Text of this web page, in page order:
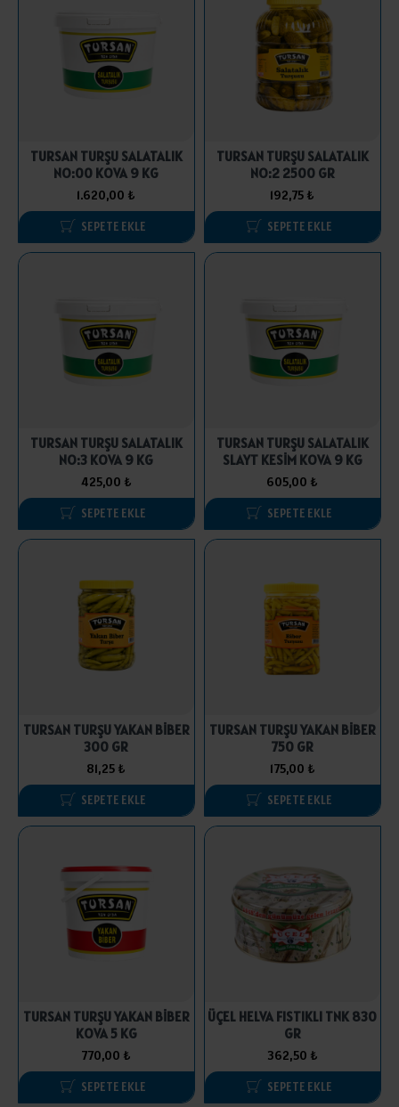
TURSAN TURŞU SALATALIK
NO:00 KOVA 9 KG
1.620,00 ₺
SEPETE EKLE
TURSAN TURŞU SALATALIK
NO:2 2500 GR
192,75 ₺
SEPETE EKLE
TURSAN TURŞU SALATALIK
NO:3 KOVA 9 KG
425,00 ₺
SEPETE EKLE
TURSAN TURŞU SALATALIK
SLAYT KESİM KOVA 9 KG
605,00 ₺
SEPETE EKLE
TURSAN TURŞU YAKAN BİBER
300 GR
81,25 ₺
SEPETE EKLE
TURSAN TURŞU YAKAN BİBER
750 GR
175,00 ₺
SEPETE EKLE
TURSAN TURŞU YAKAN BİBER
KOVA 5 KG
770,00 ₺
SEPETE EKLE
ÜÇEL HELVA FISTIKLI TNK 830
GR
362,50 ₺
SEPETE EKLE